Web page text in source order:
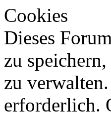
Cookies
Dieses
zu
zu
erforderlich.